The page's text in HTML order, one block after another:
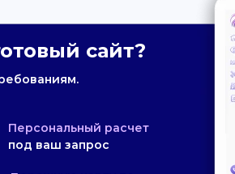
сайт?
Персональный расчет
под ваш запрос